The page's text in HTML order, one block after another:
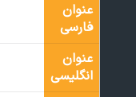
عنوان
فارسی
عنوان
انگلیسی